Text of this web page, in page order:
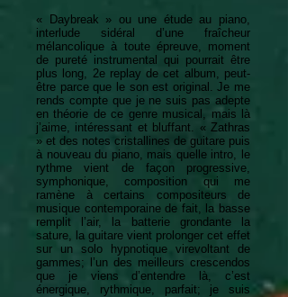
« Daybreak » ou une étude au piano,
interlude sidéral d’une fraîcheur
mélancolique à toute épreuve, moment
de pureté instrumental qui pourrait être
plus long, 2e replay de cet album, peut-
être parce que le son est original. Je me
rends compte que je ne suis pas adepte
en théorie de ce genre musical, mais là
j’aime, intéressant et bluffant. « Zathras
» et des notes cristallines de guitare puis
à nouveau du piano, mais quelle intro, le
rythme vient de façon progressive,
symphonique, composition qui me
ramène à certains compositeurs de
musique contemporaine de fait, la basse
remplit l’air, la batterie grondante la
sature, la guitare vient prolonger cet effet
sur un solo hypnotique virevoltant de
gammes; l’un des meilleurs crescendos
que je viens d’entendre là, c’est
énergique, rythmique, parfait; je suis